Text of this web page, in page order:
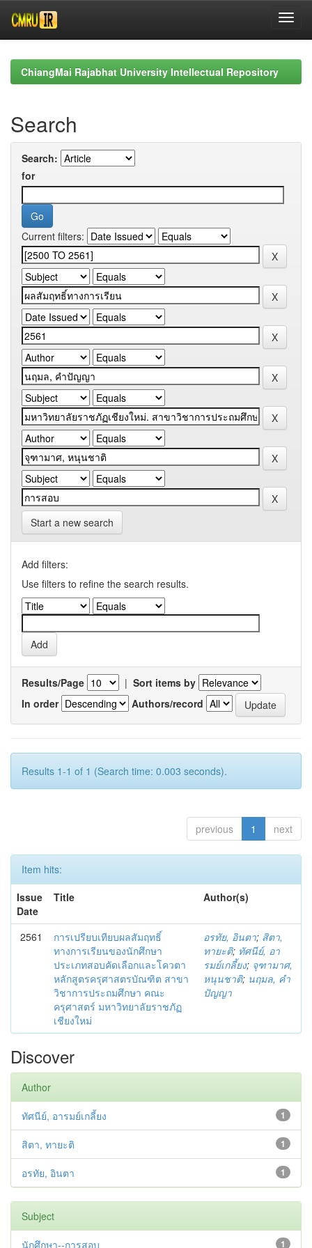
navigationChiangMai Rajabhat University Intellectual Repository
Search
Search:
for
Current filters:
Start a new search
Add filters:
Use filters to refine the search results.
Results/Page | Sort items by
In order
Authors/record
Results 1-1 of 1 (Search time: 0.003 seconds).
previous 1 next
Item hits:
Issue
Date
Title Author(s)
2561
การเปรียบเทียบผลสัมฤทธิ์
ทางการเรียนของนักศึกษา
ประเภทสอบคัดเลือกและโควตา
หลักสูตรครุศาสตรบัณฑิต สาขา
วิชาการประถมศึกษา คณะ
ครุศาสตร์ มหาวิทยาลัยราชภัฏ
เชียงใหม่
อรทัย, อินตา; สิตา,
ทายะติ; ทัศนีย์, อา
รมย์เกลี้ยง; จุฑามาศ,
หนุนชาติ; นฤมล, คำ
ปัญญา
Discover
Author
1
ทัศนีย์, อารมย์เกลี้ยง
1
สิตา, ทายะติ
1
อรทัย, อินตา
Subject
1
นักศึกษา--การสอบ